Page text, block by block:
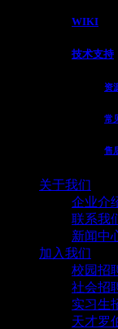
WIKI
技术支持
资
常
售
关于我们
企业介
联系我
新闻中
加入我们
校园招
社会招
实习生
天才罗